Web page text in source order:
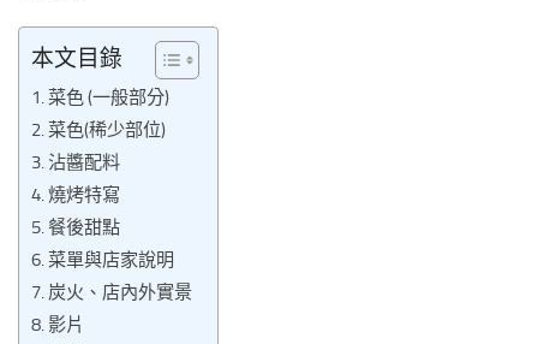
本文目錄
菜色 (一般部分)
菜色(稀少部位)
沾醬配料
燒烤特寫
餐後甜點
菜單與店家說明
炭火、店內外實景
影片